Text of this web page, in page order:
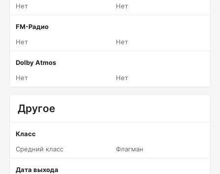
Нет
Нет
FM-Радио
Нет
Нет
Dolby Atmos
Нет
Нет
Другое
Класс
Средний класс
Флагман
Дата выхода